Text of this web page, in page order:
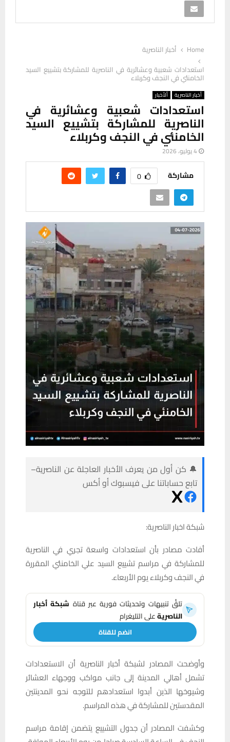
Home
أخبار الناصرية
استعدادات شعبية وعشائرية في الناصرية للمشاركة بتشييع السيد
الخامنئي في النجف وكربلاء
أخبار الناصرية ألأخبار
استعدادات شعبية وعشائرية في
الناصرية للمشاركة بتشييع السيد
الخامنئي في النجف وكربلاء
4 يوليو، 2026
مشاركة 0
🔔 كن أول من يعرف الأخبار العاجلة عن الناصرية–
تابع حساباتنا على فيسبوك أو أكس
شبكة اخبار الناصرية:
أفادت مصادر بأن استعدادات واسعة تجري في الناصرية
للمشاركة في مراسم تشييع السيد علي الخامنئي المقررة
في النجف وكربلاء يوم الأربعاء.
تلقَّ تنبيهات وتحديثات فورية عبر قناة شبكة أخبار
الناصريةعلى التليغرام
انضم للقناة
وأوضحت المصادر لشبكة أخبار الناصرية أن الاستعدادات
تشمل أهالي المدينة إلى جانب مواكب ووجهاء العشائر
وشيوخها الذين أبدوا استعدادهم للتوجه نحو المدينتين
المقدستين للمشاركة في هذه المراسم.
وكشفت المصادر أن جدول التشييع يتضمن إقامة مراسم